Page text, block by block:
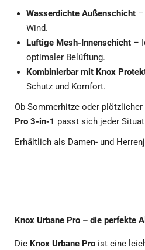
Wasserdichte Außenschicht –
Wind.
Luftige Mesh-Innenschicht –
optimaler Belüftung.
Kombinierbar mit Knox
Schutz und Komfort.
Ob Sommerhitze oder
Pro 3-in-1 passt sich jeder
Erhältlich als Damen- und
Knox Urbane Pro – die perfekte
Die Knox Urbane Pro ist eine